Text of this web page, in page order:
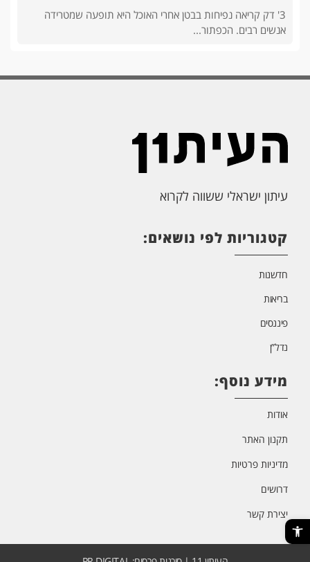
פתח סרגל נגישות
3' דק קריאה נפיחות בבטן אחרי האוכל היא תופעה שמטרידה
אנשים רבים. הכפתור...
עיתון ישראלי ששווה לקרוא
קטגוריות לפי נושאים:
חדשנות
בריאות
פיננסים
נדל”ן
מידע נוסף:
אודות
תקנון האתר
מדיניות פרטיות
דרושים
יצירת קשר